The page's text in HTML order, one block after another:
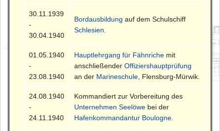
30.11.1939
-
30.04.1940
Bordausbildung auf dem Schulschiff
Schlesien
01.05.1940
-
23.08.1940
Hauptlehrgang für Fähnriche mit
anschließenderOffiziershauptprüfung
an der Marineschule , Flensburg-Mürwik.
24.08.1940
-
24.11.1940
Kommandiert zur Vorbereitung des
Unternehmen Seelöwe bei der
Hafenkommandantur Boulogne